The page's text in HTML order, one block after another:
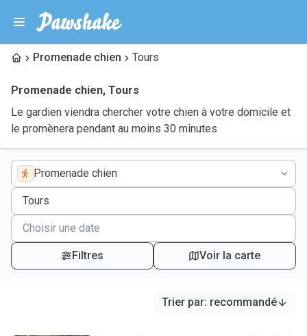
Promenade chien Tours
Promenade chien, Tours
Le gardien viendra chercher votre chien à votre domicile et
le promènera pendant au moins 30 minutes
Promenade chien
Filtres Voir la carte
Trier par: recommandé